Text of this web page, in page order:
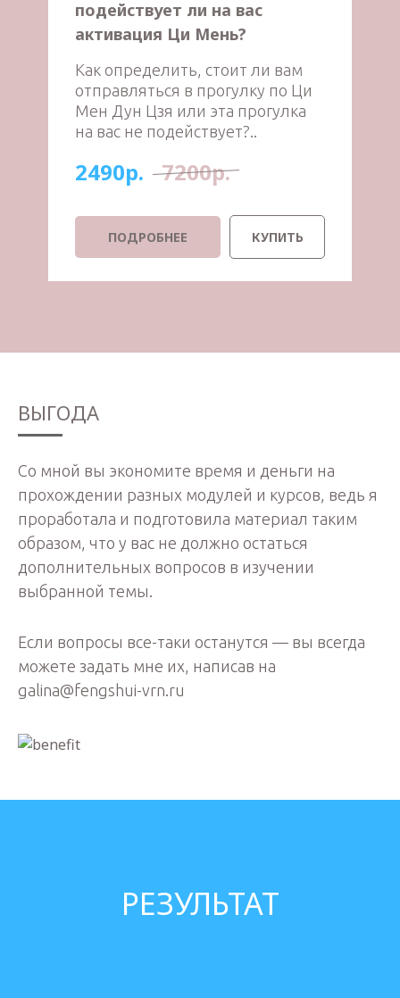
подействует ли на вас
активация Ци Мень?
Как определить, стоит ли вам
отправляться в прогулку по Ци
Мен Дун Цзя или эта прогулка
на вас не подействует?..
2490р. 7200р.
ПОДРОБНЕЕ КУПИТЬ
ВЫГОДА
Со мной вы экономите время и деньги на
прохождении разных модулей и курсов, ведь я
проработала и подготовила материал таким
образом, что у вас не должно остаться
дополнительных вопросов в изучении
выбранной темы.
Если вопросы все-таки останутся — вы всегда
можете задать мне их, написав на
galina@fengshui-vrn.ru
РЕЗУЛЬТАТ